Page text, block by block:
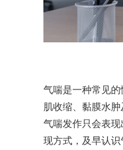
气喘是一种常见
肌收缩、黏膜水
气喘发作只会表
现方式，及早认识